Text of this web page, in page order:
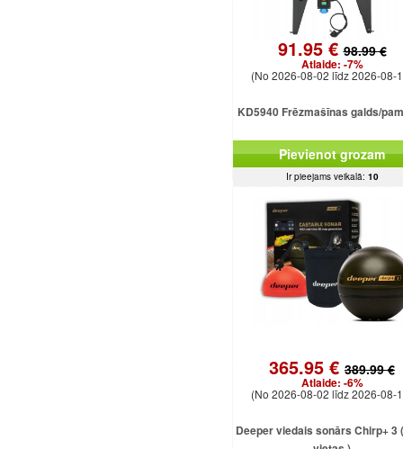
91.95 €98.99 €
Atlaide: -7%
(No 2026-08-02 līdz 2026-08-
KD5940 Frēzmašīnas galds/
Pievienot grozam
Ir pieejams veikalā: 10
365.95 € 389.99 €
Atlaide: -6%
(No 2026-08-02 līdz 2026-08-
Deeper viedais sonārs Chirp+ 3